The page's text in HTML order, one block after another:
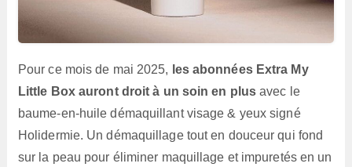
Pour ce mois de mai 2025, les abonnées Extra My
Little Box auront droit à un soin en plus avec le
baume-en-huile démaquillant visage & yeux signé
Holidermie. Un démaquillage tout en douceur qui fond
sur la peau pour éliminer maquillage et impuretés en un